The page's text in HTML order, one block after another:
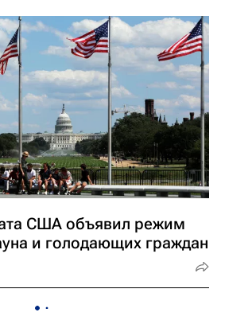
США объявил режим
и голодающих граждан